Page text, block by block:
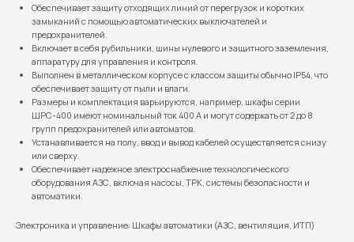
Обеспечивает защиту отходящих линий от перегрузок и коротких
замыканий с помощью автоматических выключателей и
предохранителей.
Включает в себя рубильники, шины нулевого и защитного заземления,
аппаратуру для управления и контроля.
Выполнен в металлическом корпусе с классом защиты обычно IP54, что
обеспечивает защиту от пыли и влаги.
Размеры и комплектация варьируются, например, шкафы серии
ШРС-400 имеют номинальный ток 400 А и могут содержать от 2 до 8
групп предохранителей или автоматов.
Устанавливается на полу, ввод и вывод кабелей осуществляется снизу
или сверху.
Обеспечивает надежное электроснабжение технологического
оборудования АЗС, включая насосы, ТРК, системы безопасности и
автоматики.
Электроника и управление: Шкафы автоматики (АЗС, вентиляция, ИТП)